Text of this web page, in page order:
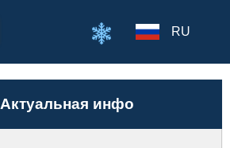
RU
Актуальная инфо